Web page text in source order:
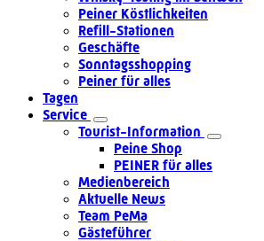
Peiner Köstlichkeiten
Refill-Stationen
Geschäfte
Sonntagsshopping
Peiner für alles
Tagen
Service
Tourist-Information
Peine Shop
PEINER für alles
Medienbereich
Aktuelle News
Team PeMa
Gästeführer